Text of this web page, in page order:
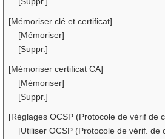
[Mémoriser clé et certificat]
[Mémoriser]
[Suppr.]
[Mémoriser certificat CA]
[Mémoriser]
[Suppr.]
[Réglages OCSP (Protocole de vérif de
[Utiliser OCSP (Protocole de vérif. de